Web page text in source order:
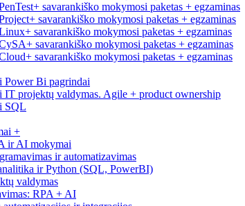
savarankiško mokymosi paketas + egzaminas
savarankiško mokymosi paketas + egzaminas
savarankiško mokymosi paketas + egzaminas
savarankiško mokymosi paketas + egzaminas
savarankiško mokymosi paketas + egzaminas
Power Bi pagrindai
IT projektų valdymas. Agile + product ownership
SQL
+
ir AI mokymai
ir automatizavimas
ir Python (SQL, PowerBI)
valdymas
RPA + AI